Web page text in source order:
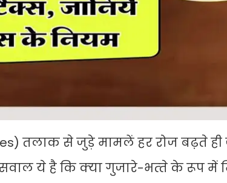
तलाक से जुड़े मामलें हर रोज बढ़ते ही
ये है कि क्‍या गुजारे-भत्‍ते के रूप में